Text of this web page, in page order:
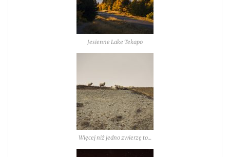
Jesienne Lake Tekapo
Więcej niż jedno zwierzę to…